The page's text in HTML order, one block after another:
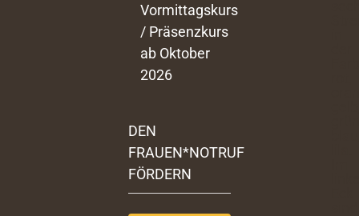
Vormittagskurs
/ Präsenzkurs
ab Oktober
2026
DEN
FRAUEN*NOTRUF
FÖRDERN